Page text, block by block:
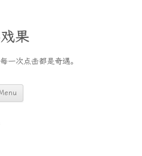
果
一次点击都是奇遇。